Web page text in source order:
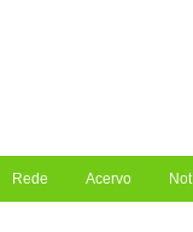
Rede Acervo